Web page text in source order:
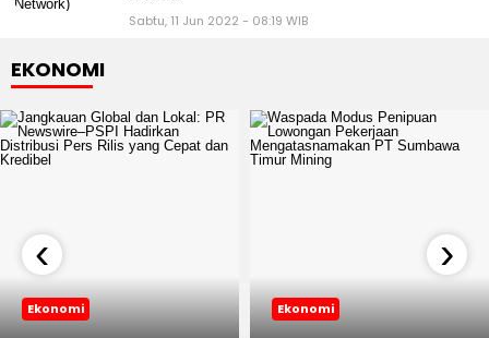
Sabtu, 11 Jun 2022 - 08:19 WIB
EKONOMI
Ekonomi Ekonomi
‹ ›